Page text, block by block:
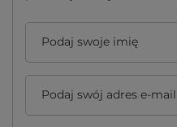
Podaj swoje imię
Podaj swój adres e-mail